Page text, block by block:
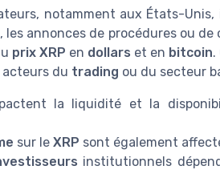
notamment aux États-
les annonces de procédures ou
prix XRP en dollars et en bitcoin.
du trading ou du secteur
la liquidité et la
sur le XRP sont également
institutionnels